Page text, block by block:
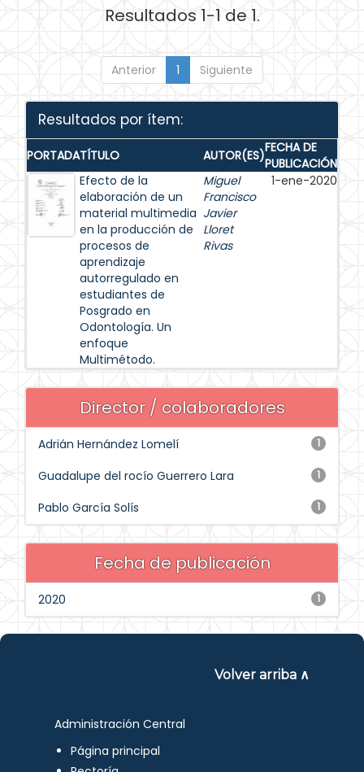
Resultados 1-1 de 1.
Anterior 1 Siguiente
Resultados por ítem:
PORTADATÍTULO AUTOR(ES)FECHA DE
PUBLICACIÓN
Efecto de la
elaboración de un
material multimedia
en la producción de
procesos de
aprendizaje
autorregulado en
estudiantes de
Posgrado en
Odontología. Un
enfoque
Multimétodo.
Miguel
Francisco
Javier
Lloret
Rivas
1-ene-2020
Director / colaboradores
1
Adrián Hernández Lomelí
1
Guadalupe del rocío Guerrero Lara
1
Pablo García Solís
Fecha de publicación
1
2020
Volver arriba ∧
Administración Central
Página principal